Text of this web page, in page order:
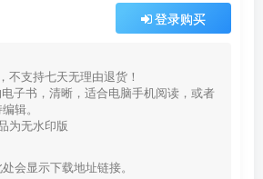
登录购买
不支持七天无理由退货！
子书，清晰，适合电脑手机阅读，或者
辑。
为无水印版
会显示下载地址链接。